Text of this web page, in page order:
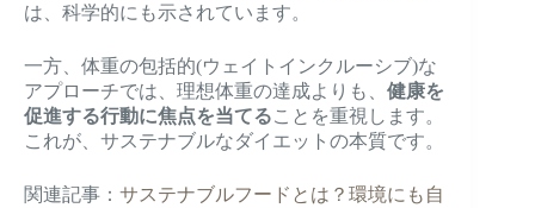
は、科学的にも示されています。
一方、体重の包括的(ウェイトインクルーシブ)な
アプローチでは、理想体重の達成よりも、 健康を
促進する行動に焦点を当てることを重視します。
これが、サステナブルなダイエットの本質です。
関連記事： サステナブルフードとは？環境にも自